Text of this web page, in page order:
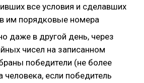
все условия и сделавших
им порядковые номера
даже в другой день, через
чисел на записанном
победители (не более
человека, если победитель